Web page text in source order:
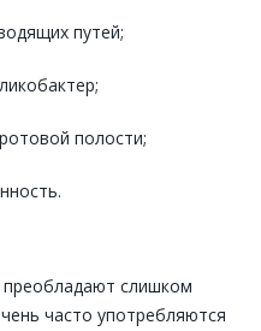
путей;
полости;
преобладают слишком
часто употребляются